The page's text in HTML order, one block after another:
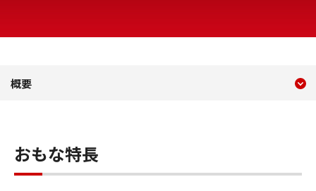
CN-E45-135mm T2.4 L F
概要
おもな特長